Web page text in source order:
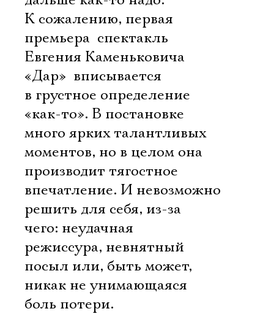
К сожалению, первая
премьера  спектакль
Евгения Каменьковича
«Дар»  вписывается
в грустное определение
«как-то». В постановке
много ярких талантливых
моментов, но в целом она
производит тягостное
впечатление. И невозможно
решить для себя, из-за
чего: неудачная
режиссура, невнятный
посыл или, быть может,
никак не унимающаяся
боль потери.